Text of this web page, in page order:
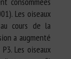
Les oiseaux
cours de la
a augmenté
Les oiseaux